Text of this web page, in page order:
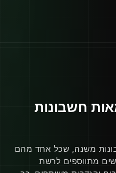
חשבונות
ראשי עם 232 חשבונות משנה, שכל אחד מהם
מתווספים לרשת